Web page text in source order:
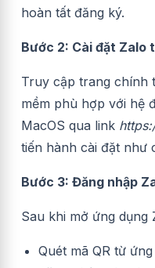
hoàn tất đăng ký.
Bước 2: Cài đặt Zalo
Truy cập trang chính
mềm phù hợp với hệ
MacOS qua link
tiến hành cài đặt như
Bước 3: Đăng nhập
Sau khi mở ứng dụng
Quét mã QR từ